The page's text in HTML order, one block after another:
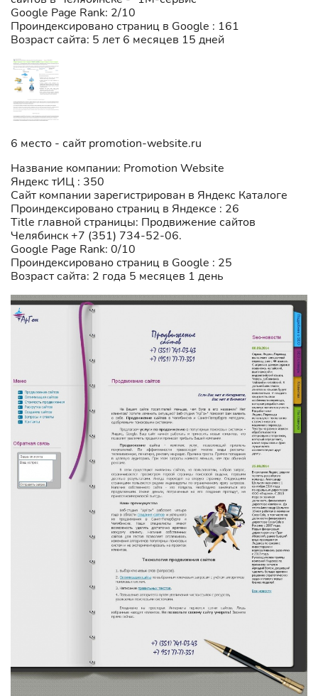
Google Page Rank: 2/10
Проиндексировано страниц в Google : 161
Возраст сайта: 5 лет 6 месяцев 15 дней
6 место - сайт promotion-website.ru
Название компании: Promotion Website
Яндекс тИЦ : 350
Сайт компании зарегистрирован в Яндекс Каталоге
Проиндексировано страниц в Яндексе : 26
Title главной страницы: Продвижение сайтов
Челябинск +7 (351) 734-52-06.
Google Page Rank: 0/10
Проиндексировано страниц в Google : 25
Возраст сайта: 2 года 5 месяцев 1 день